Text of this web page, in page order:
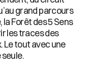
grand parcours
Forêt des 5 Sens
les traces des
Le tout avec une
seule.